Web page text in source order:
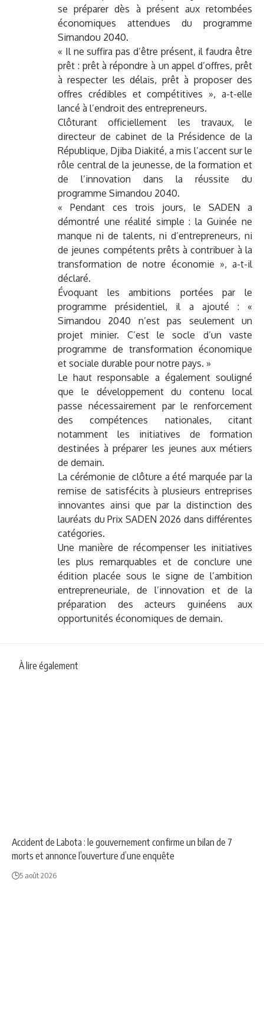
se préparer dès à présent aux retombées
économiques attendues du programme
Simandou 2040.
« Il ne suffira pas d’être présent, il faudra être
prêt : prêt à répondre à un appel d’offres, prêt
à respecter les délais, prêt à proposer des
offres crédibles et compétitives », a-t-elle
lancé à l’endroit des entrepreneurs.
Clôturant officiellement les travaux, le
directeur de cabinet de la Présidence de la
République, Djiba Diakité, a mis l’accent sur le
rôle central de la jeunesse, de la formation et
de l’innovation dans la réussite du
programme Simandou 2040.
« Pendant ces trois jours, le SADEN a
démontré une réalité simple : la Guinée ne
manque ni de talents, ni d’entrepreneurs, ni
de jeunes compétents prêts à contribuer à la
transformation de notre économie », a-t-il
déclaré.
Évoquant les ambitions portées par le
programme présidentiel, il a ajouté : «
Simandou 2040 n’est pas seulement un
projet minier. C’est le socle d’un vaste
programme de transformation économique
et sociale durable pour notre pays. »
Le haut responsable a également souligné
que le développement du contenu local
passe nécessairement par le renforcement
des compétences nationales, citant
notamment les initiatives de formation
destinées à préparer les jeunes aux métiers
de demain.
La cérémonie de clôture a été marquée par la
remise de satisfécits à plusieurs entreprises
innovantes ainsi que par la distinction des
lauréats du Prix SADEN 2026 dans différentes
catégories.
Une manière de récompenser les initiatives
les plus remarquables et de conclure une
édition placée sous le signe de l’ambition
entrepreneuriale, de l’innovation et de la
préparation des acteurs guinéens aux
opportunités économiques de demain.
À lire également
Accident de Labota : le gouvernement confirme un bilan de 7
morts et annonce l’ouverture d’une enquête
5 août 2026